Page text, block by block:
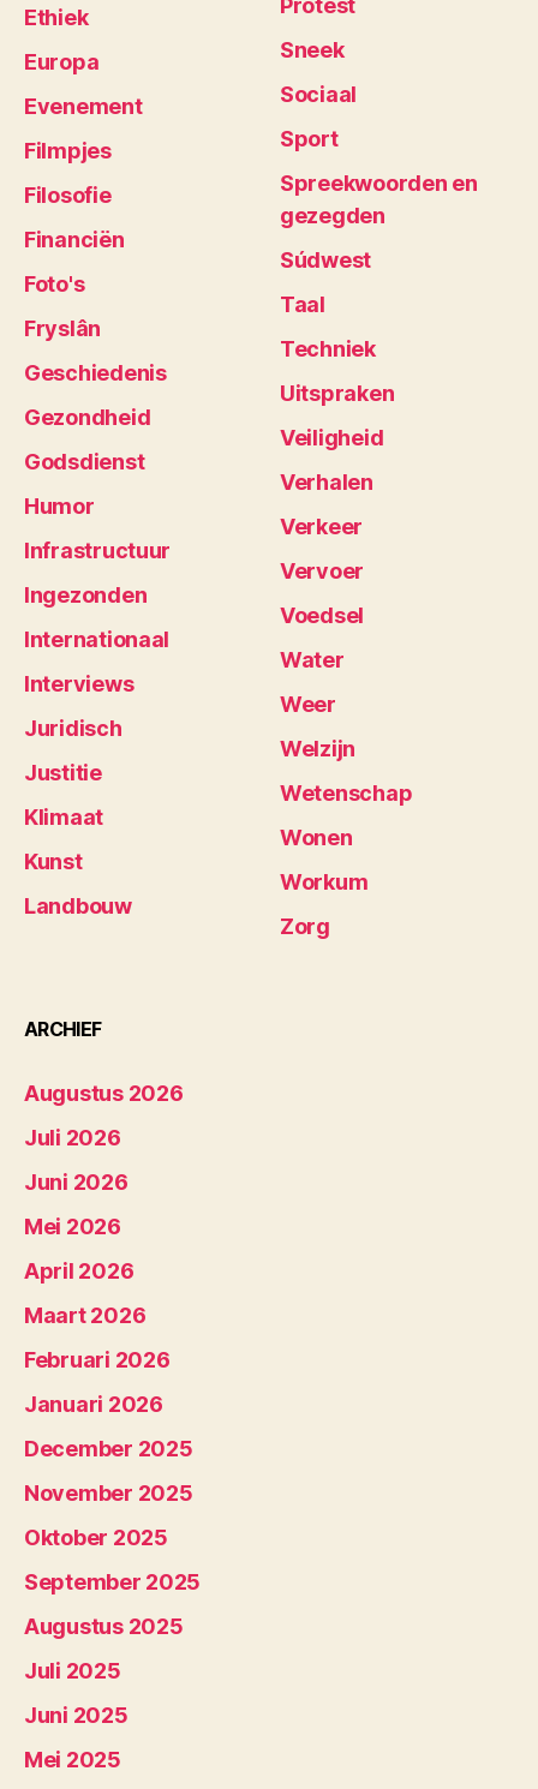
Ethiek
Europa
Evenement
Filmpjes
Filosofie
Financiën
Foto's
Fryslân
Geschiedenis
Gezondheid
Godsdienst
Humor
Infrastructuur
Ingezonden
Internationaal
Interviews
Juridisch
Justitie
Klimaat
Kunst
Landbouw
Protest
Sneek
Sociaal
Sport
Spreekwoorden en
gezegden
Súdwest
Taal
Techniek
Uitspraken
Veiligheid
Verhalen
Verkeer
Vervoer
Voedsel
Water
Weer
Welzijn
Wetenschap
Wonen
Workum
Zorg
ARCHIEF
Augustus 2026
Juli 2026
Juni 2026
Mei 2026
April 2026
Maart 2026
Februari 2026
Januari 2026
December 2025
November 2025
Oktober 2025
September 2025
Augustus 2025
Juli 2025
Juni 2025
Mei 2025